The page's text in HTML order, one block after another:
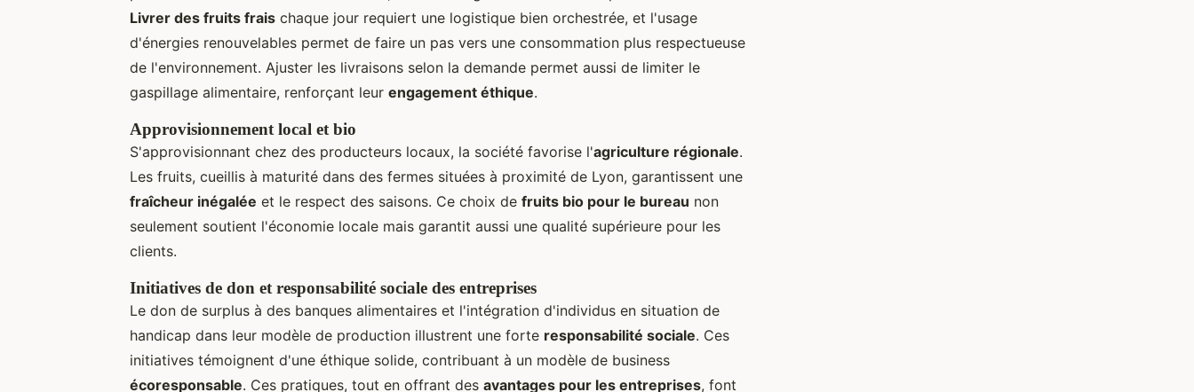
Livrer des fruits frais chaque jour requiert une logistique bien orchestrée, et l'usage
d'énergies renouvelables permet de faire un pas vers une consommation plus respectueuse
de l'environnement. Ajuster les livraisons selon la demande permet aussi de limiter le
gaspillage alimentaire, renforçant leur engagement éthique.
Approvisionnement local et bio
S'approvisionnant chez des producteurs locaux, la société favorise l'agriculture régionale.
Les fruits, cueillis à maturité dans des fermes situées à proximité de Lyon, garantissent une
fraîcheur inégalée et le respect des saisons. Ce choix de fruits bio pour le bureau non
seulement soutient l'économie locale mais garantit aussi une qualité supérieure pour les
clients.
Initiatives de don et responsabilité sociale des entreprises
Le don de surplus à des banques alimentaires et l'intégration d'individus en situation de
handicap dans leur modèle de production illustrent une forte responsabilité sociale. Ces
initiatives témoignent d'une éthique solide, contribuant à un modèle de business
écoresponsable. Ces pratiques, tout en offrant des avantages pour les entreprises, font